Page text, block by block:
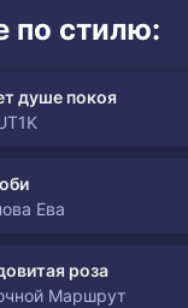
по стилю:
душе покоя
Ева
роза
Маршрут